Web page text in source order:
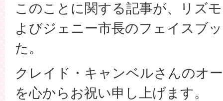
このことに関する記事が、リズ
よびジェニー市長のフェイスブ
た。
クレイド・キャンベルさんのオ
を心からお祝い申し上げます。